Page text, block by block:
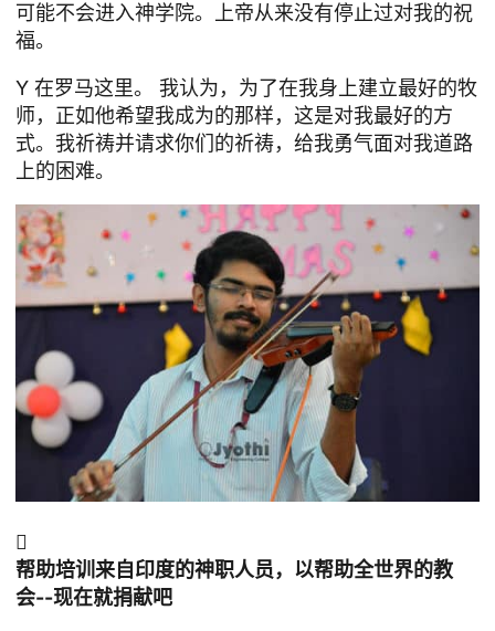
可能不会进入神学院。上帝从来没有停止过对我的祝
福。
Y 在罗马这里。
我认为，为了在我身上建立最好的牧
师，正如他希望我成为的那样，这是对我最好的方
式。我祈祷并请求你们的祈祷，给我勇气面对我道路
上的困难。

帮助培训来自印度的神职人员，以帮助全世界的教
会--现在就捐献吧